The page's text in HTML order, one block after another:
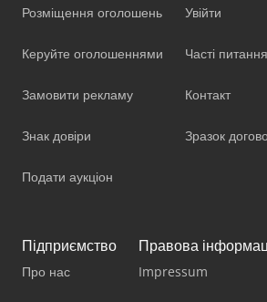
Розміщення оголошень
Керуйте оголошеннями
Замовити рекламу
Знак довіри
Подати аукціон
Увійти
Часті
Контакт
Зразок
Підприємство
Про нас
Правова
Impressum